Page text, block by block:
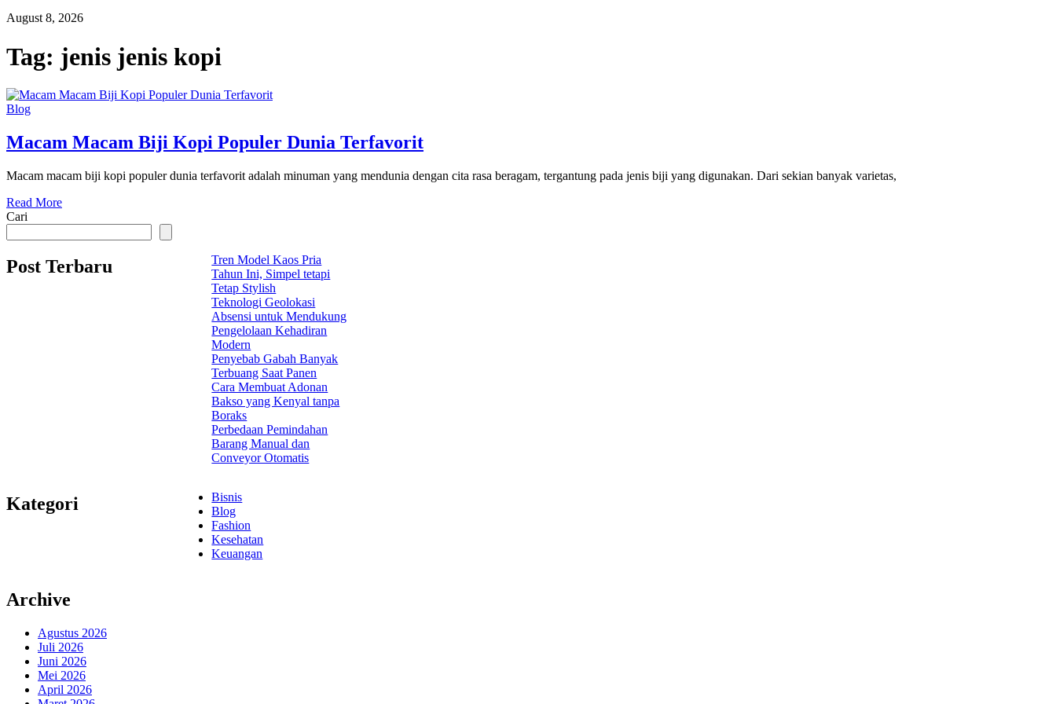
August 8, 2026
Tag: jenis jenis kopi
Blog
Macam Macam Biji Kopi Populer Dunia Terfavorit
Macam macam biji kopi populer dunia terfavorit adalah minuman yang mendunia dengan cita rasa beragam, tergantung pada jenis biji yang digunakan. Dari sekian banyak varietas,
Read More
Cari
Post Terbaru
Tren Model Kaos Pria
Tahun Ini, Simpel tetapi
Tetap Stylish
Teknologi Geolokasi
Absensi untuk Mendukung
Pengelolaan Kehadiran
Modern
Penyebab Gabah Banyak
Terbuang Saat Panen
Cara Membuat Adonan
Bakso yang Kenyal tanpa
Boraks
Perbedaan Pemindahan
Barang Manual dan
Conveyor Otomatis
Kategori
Bisnis
Blog
Fashion
Kesehatan
Keuangan
Archive
Agustus 2026
Juli 2026
Juni 2026
Mei 2026
April 2026